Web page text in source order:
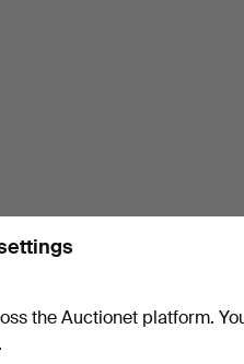
the Auctionet platform.